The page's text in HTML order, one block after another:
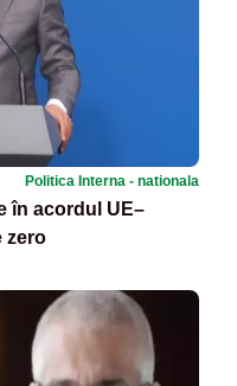
Politica Interna - nationala
în acordul UE–
zero